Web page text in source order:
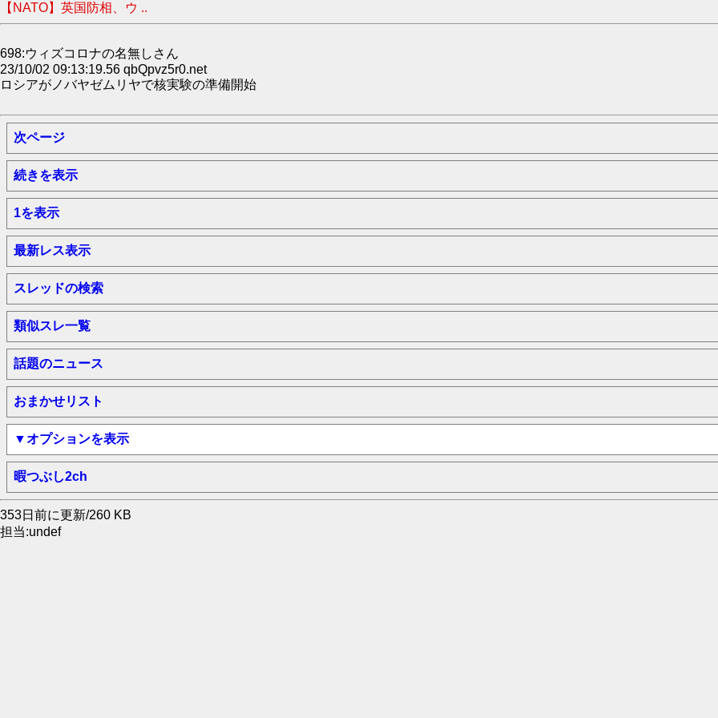
【NATO】英国防相、ウ ..
698:ウィズコロナの名無しさん
23/10/02 09:13:19.56 qbQpvz5r0.net
ロシアがノバヤゼムリヤで核実験の準備開始
次ページ
続きを表示
1を表示
最新レス表示
スレッドの検索
類似スレ一覧
話題のニュース
おまかせリスト
▼オプションを表示
暇つぶし2ch
353日前に更新/260 KB
担当:undef